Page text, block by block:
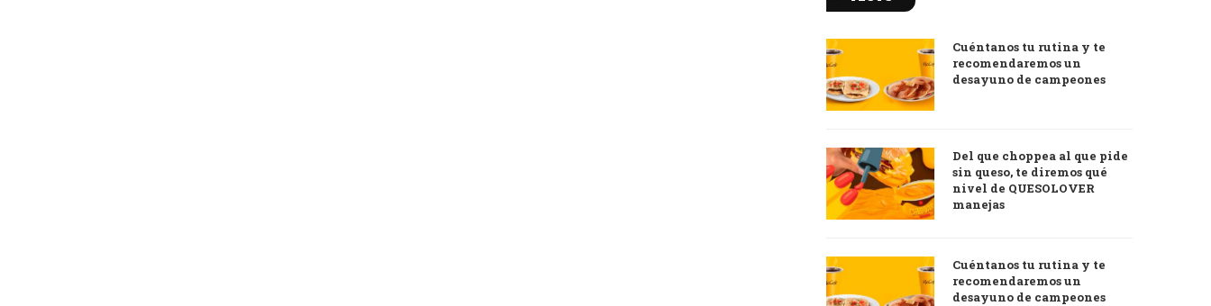
Cuéntanos tu rutina y te
recomendaremos un
desayuno de campeones
Del que choppea al que pide
sin queso, te diremos qué
nivel de QUESOLOVER
manejas
Cuéntanos tu rutina y te
recomendaremos un
desayuno de campeones